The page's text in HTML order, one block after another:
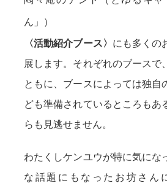
ん」）
〈活動紹介ブース〉 にも多くの
展します。それぞれのブースで
ともに、ブースによっては独自
ども準備されているところもあ
らも見逃せません。
わたくしケンユウが特に気にな
な話題にもなったお坊さん